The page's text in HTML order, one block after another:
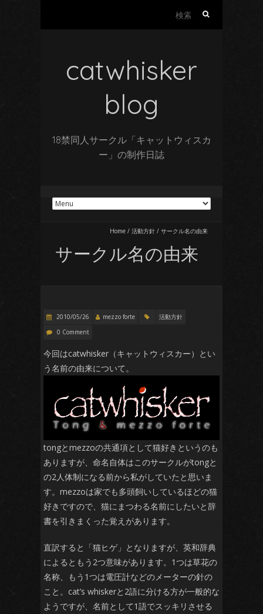
catwhisker
blog
18禁同人サークル「キャットウィスカ
ー」の制作日誌
Home / 活動方針 / サークル名の由来
サークル名の由来
2010/05/26 mezzo forte
活動方針
0 Comment
今回はcatwhisker（キャットウィスカー）とい
う名前の由来について。
tongとmezzoの共通項として猫好きというのも
ありますが、命名自体はこのサークルがtongと
の2人体制になる前から私がしていたと思いま
す。mezzoは家でも多頭飼いしているほどの猫
好きですので、猫にまつわる名前にしたいと辞
書を引きまくった覚えがあります。
直訳すると「猫ヒゲ」となりますが、英和辞典
によるともう2つ意味があります。1つは草花の
名称、もう1つは電圧計などのメーターの針の
こと。cat’s whiskerと2語に分ける方が一般的な
ようですが、名前として1語でスッキリさせる